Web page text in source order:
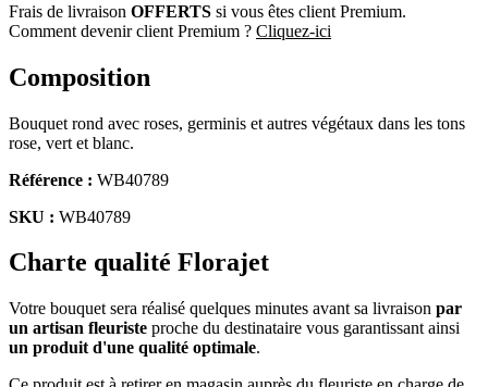
Frais de livraison OFFERTS si vous êtes client Premium.
Comment devenir client Premium ? Cliquez-ici
Composition
Bouquet rond avec roses, germinis et autres végétaux dans les tons
rose, vert et blanc.
Référence : WB40789
SKU : WB40789
Charte qualité Florajet
Votre bouquet sera réalisé quelques minutes avant sa livraison par
un artisan fleuriste proche du destinataire vous garantissant ainsi
un produit d'une qualité optimale.